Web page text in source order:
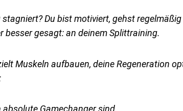
Du bist motiviert, gehst
besser gesagt: an deinem Splittraining.
Muskeln aufbauen, deine Regeneration
Gamechanger sind.